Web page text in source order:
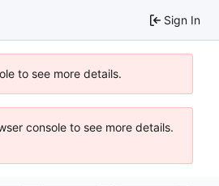
Sign In
to see more details.
console to see more details.